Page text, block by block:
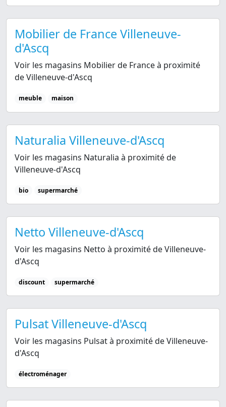
Mobilier de France Villeneuve-
d'Ascq
Voir les magasins Mobilier de France à proximité
de Villeneuve-d'Ascq
meuble maison
Naturalia Villeneuve-d'Ascq
Voir les magasins Naturalia à proximité de
Villeneuve-d'Ascq
bio supermarché
Netto Villeneuve-d'Ascq
Voir les magasins Netto à proximité de Villeneuve-
d'Ascq
discount supermarché
Pulsat Villeneuve-d'Ascq
Voir les magasins Pulsat à proximité de Villeneuve-
d'Ascq
électroménager